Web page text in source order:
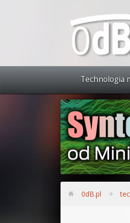
Technologia
0dB.pl